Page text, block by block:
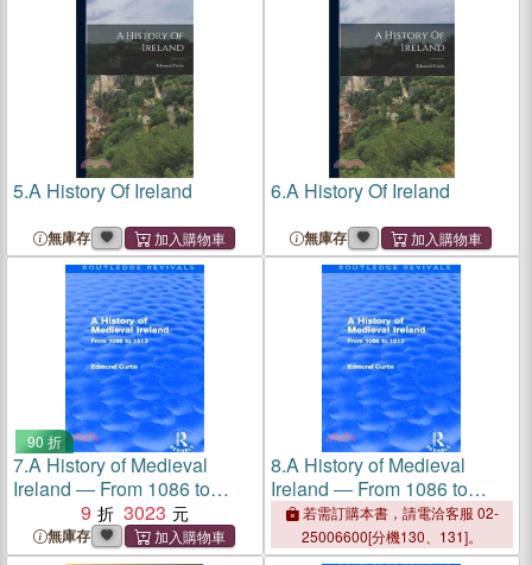
5.A History Of Ireland
無庫存
6.A History Of Ireland
無庫存
90 折
7.A History of Medieval
Ireland ― From 1086 to
9 3023
無庫存
8.A History of Medieval
Ireland ― From 1086 to
1513若需訂購本書，請電洽客服 02-
25006600[分機130、131]。